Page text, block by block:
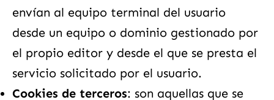
envían al equipo terminal del usuario
desde un equipo o dominio gestionado por
el propio editor y desde el que se presta el
servicio solicitado por el usuario.
Cookies de terceros: son aquellas que se